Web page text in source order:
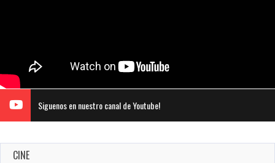
Siguenos en nuestro canal de Youtube!
CINE